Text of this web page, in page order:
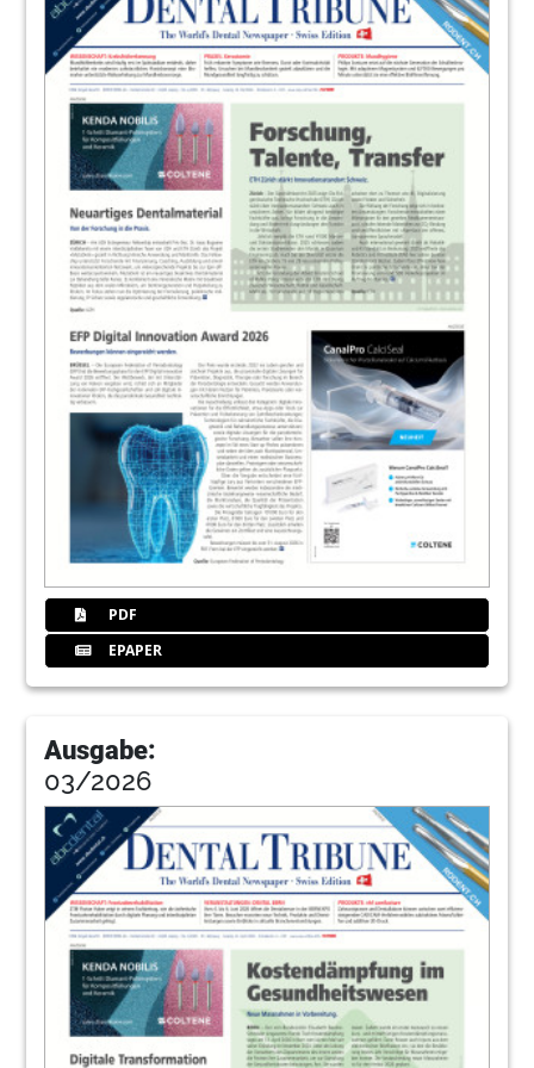
Redaktion
21
Servicevertrag Digital
Redaktion
Produkte
Redaktion
Hervorragende Kombination aus
Sicherheit und Hygiene
Redaktion
ZWPonline
Zugang zu internationalen
Gesundheitsdaten
Redaktion
Die Mimik hinter und mit der Maske
28 Qualitätssicherung durch einfache,
schnelle und präzise Applikation
Dr. med. dent. Mario J. Besek
30
Redaktion
32Curaden AG
PDF
EPAPER
Ausgabe:
03/2026